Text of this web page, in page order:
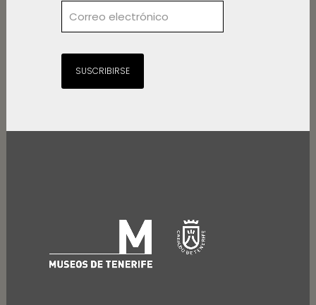
SUSCRIBIRSE